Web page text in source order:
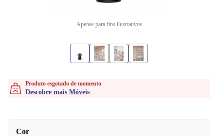
Apenas para fins ilustrativos
Produto esgotado de momento
Descobre mais Móveis
Cor